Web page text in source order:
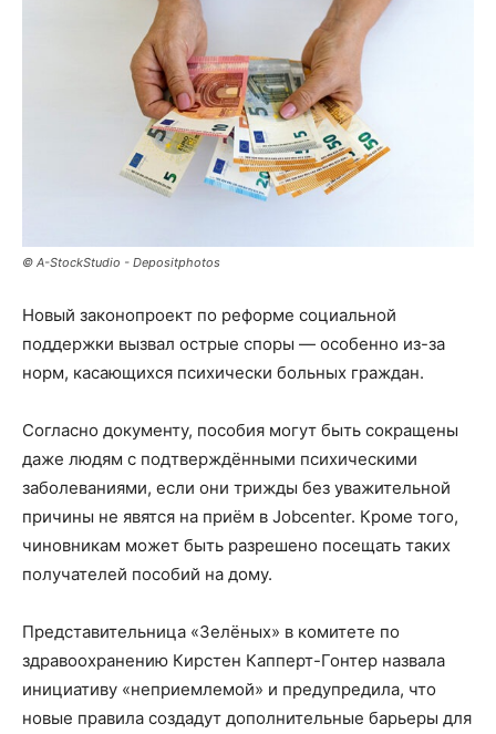
© A-StockStudio - Depositphotos
Новый законопроект по реформе социальной
поддержки вызвал острые споры — особенно из-за
норм, касающихся психически больных граждан.
Согласно документу, пособия могут быть сокращены
даже людям с подтверждёнными психическими
заболеваниями, если они трижды без уважительной
причины не явятся на приём в Jobcenter. Кроме того,
чиновникам может быть разрешено посещать таких
получателей пособий на дому.
Представительница «Зелёных» в комитете по
здравоохранению Кирстен Капперт-Гонтер назвала
инициативу «неприемлемой» и предупредила, что
новые правила создадут дополнительные барьеры для